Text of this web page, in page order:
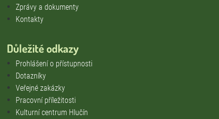
Zprávy a dokumenty
Kontakty
Důležité odkazy
Prohlášení o přístupnosti
Dotazníky
Veřejné zakázky
Pracovní příležitosti
Kulturní centrum Hlučín